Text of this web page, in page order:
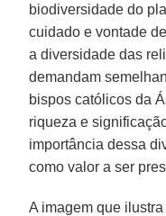
biodiversidade do
cuidado e vontade
a diversidade das
demandam
bispos católicos da
riqueza e
importância dessa
como valor a ser
A imagem que